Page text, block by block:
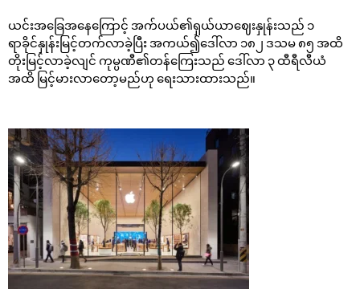
ယင်းအခြေအနေကြောင့် အက်ပယ်၏ရှယ်ယာဈေးနှုန်းသည် ၁
ရာခိုင်နှုန်းမြင့်တက်လာခဲ့ပြီး အကယ်၍ဒေါ်လာ ၁၈၂ ဒသမ ၈၅ အထိ
တိုးမြင့်လာခဲ့လျင် ကုမ္ပဏီ၏တန်ကြေးသည် ဒေါ်လာ ၃ ထီရီလီယံ
အထိ မြင့်မားလာတော့မည်ဟု ရေးသားထားသည်။